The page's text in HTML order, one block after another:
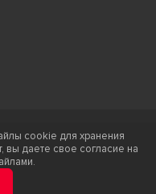
является ООО "Атлас-
cookie для хранения
вы даете свое согласие на